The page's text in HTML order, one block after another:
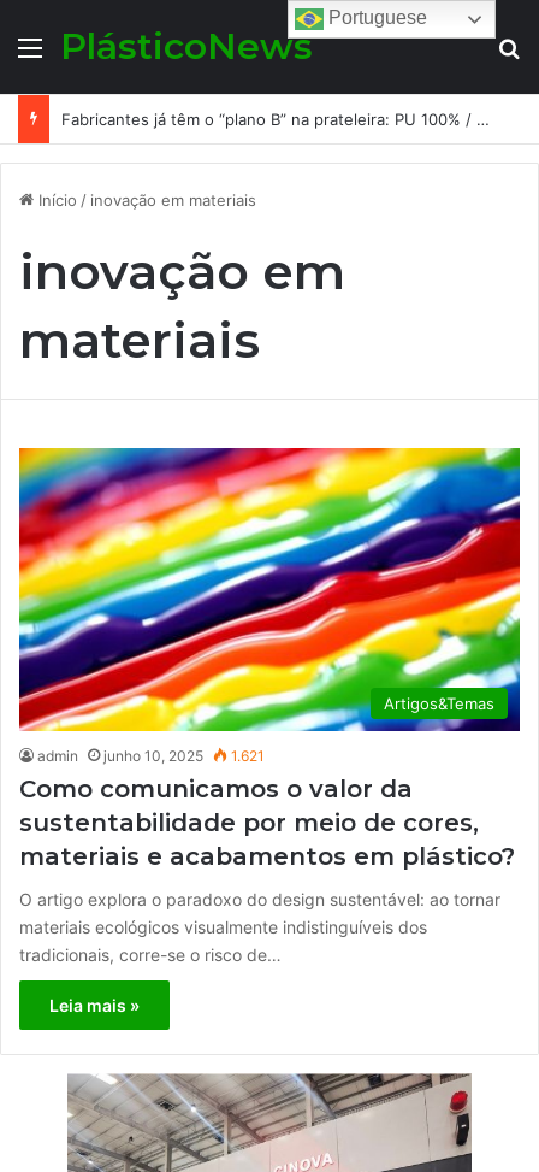
MenuPlásticoNews
Fabricantes já têm o “plano B” na prateleira: PU 100% / NC-free existe, mas ainda é pouco usado: a hora é transformar isso em projeto de resiliência
Início / inovação em materiais
inovação em
materiais
Artigos&Temas
admin junho 10, 2025 1.621
Como comunicamos o valor da
sustentabilidade por meio de cores,
materiais e acabamentos em plástico?
O artigo explora o paradoxo do design sustentável: ao tornar
materiais ecológicos visualmente indistinguíveis dos
tradicionais, corre-se o risco de…
Leia mais »
Portuguese